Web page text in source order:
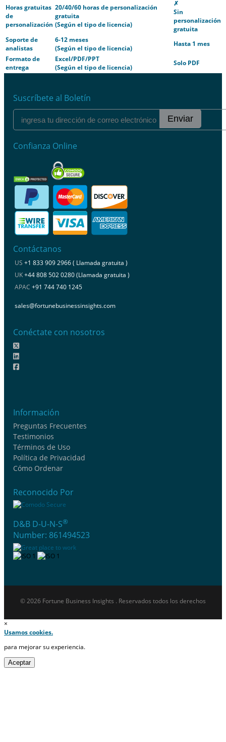
Horas gratuitas
de
personalización
20/40/60 horas de personalización
gratuita
(Según el tipo de licencia)
✗
Sin
personalización
gratuita
Soporte de
analistas
6-12 meses
(Según el tipo de licencia)
Hasta 1 mes
Formato de
entrega
Excel/PDF/PPT
(Según el tipo de licencia)
Solo PDF
Suscríbete al Boletín
Enviar
Confianza Online
Contáctanos
US +1 833 909 2966 ( Llamada gratuita )
UK+44 808 502 0280 (Llamada gratuita )
APAC +91 744 740 1245
sales@fortunebusinessinsights.com
Conéctate con nosotros
Información
Preguntas Frecuentes
Testimonios
Términos de Uso
Política de Privacidad
Cómo Ordenar
Reconocido Por
D&B D-U-N-S®
Number: 861494523
© 2026 Fortune Business Insights . Reservados todos los derechos
×
Usamos cookies.
para mejorar su experiencia.
Aceptar